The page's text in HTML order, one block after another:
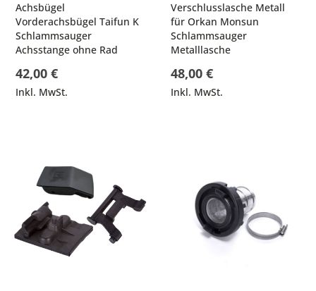
Achsbügel
Vorderachsbügel Taifun K
Schlammsauger
Achsstange ohne Rad
42,00 €
Inkl. MwSt.
Verschlusslasche Metall
für Orkan Monsun
Schlammsauger
Metalllasche
48,00 €
Inkl. MwSt.